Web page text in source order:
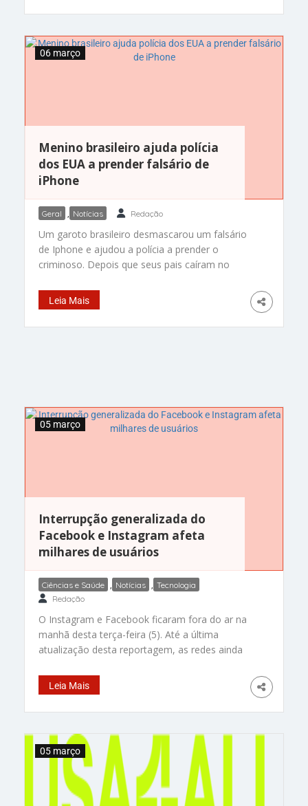
colegas de equipe
Menino brasileiro ajuda polícia
dos EUA a prender falsário de
iPhone
06 março
Geral , Notícias Redação
Um garoto brasileiro desmascarou um falsário
de Iphone e ajudou a polícia a prender o
criminoso. Depois que seus pais caíram no
policiais norte-americanos. Um super fluente!
Hiara Lopes e Gleydson Cunha, moram em
Boston, EUA, e são pais de Henzo Lopes, de 11
Leia Mais
Interrupção generalizada do
Facebook e Instagram afeta
milhares de usuários
05 março
Ciências e Saúde , Notícias , Tecnologia
Redação
O Instagram e Facebook ficaram fora do ar na
manhã desta terça-feira (5). Até a última
atualização desta reportagem, as redes ainda
de quando seriam normalizadas. Cerca de 500
mil usuários do Facebook relataram problemas
para fazer login ou acessar o site no meio da
interrupções
Leia Mais
05 março